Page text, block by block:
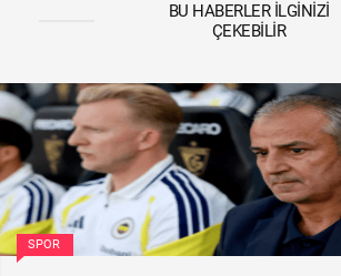
BU HABERLER İLGINIZI
ÇEKEBILIR
SPOR